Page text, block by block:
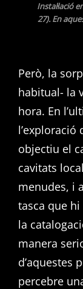
Instal·lació
27). En
Però, la
habitual- la
hora. En
l’exploració
objectiu el
cavitats
menudes, i
tasca que
la
manera
d’aquestes
percebre